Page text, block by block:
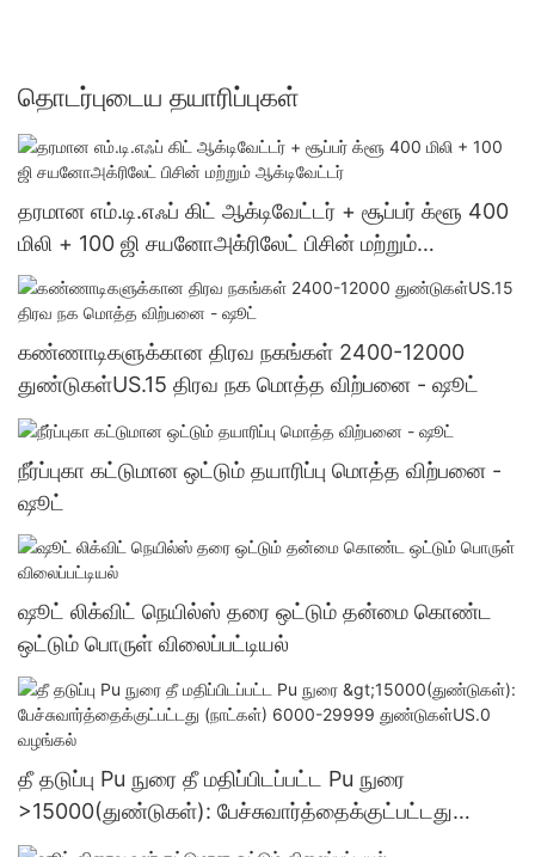
தொடர்புடைய தயாரிப்புகள்
தரமான எம்.டி.எஃப் கிட் ஆக்டிவேட்டர் + சூப்பர் க்ளூ 400
மிலி + 100 ஜி சயனோஅக்ரிலேட் பிசின் மற்றும்
ஆக்டிவேட்டர்
கண்ணாடிகளுக்கான திரவ நகங்கள் 2400-12000
துண்டுகள்US.15 திரவ நக மொத்த விற்பனை - ஷூட்
நீர்ப்புகா கட்டுமான ஒட்டும் தயாரிப்பு மொத்த விற்பனை -
ஷூட்
ஷூட் லிக்விட் நெயில்ஸ் தரை ஒட்டும் தன்மை கொண்ட
ஒட்டும் பொருள் விலைப்பட்டியல்
தீ தடுப்பு Pu நுரை தீ மதிப்பிடப்பட்ட Pu நுரை
>15000(துண்டுகள்): பேச்சுவார்த்தைக்குட்பட்டது
(நாட்கள்) 6000-29999 துண்டுகள்US.0 வழங்கல்